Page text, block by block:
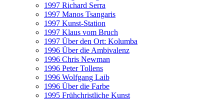
1997 Richard Serra
1997 Manos Tsangaris
1997 Kunst-Station
1997 Klaus vom Bruch
1997 Über den Ort: Kolumba
1996 Über die Ambivalenz
1996 Chris Newman
1996 Peter Tollens
1996 Wolfgang Laib
1996 Über die Farbe
1995 Frühchristliche Kunst